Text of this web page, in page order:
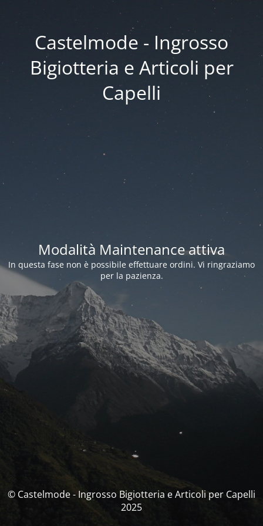
Castelmode - Ingrosso
Bigiotteria e Articoli per
Capelli
Modalità Maintenance attiva
In questa fase non è possibile effettuare ordini. Vi ringraziamo
per la pazienza.
© Castelmode - Ingrosso Bigiotteria e Articoli per Capelli
2025